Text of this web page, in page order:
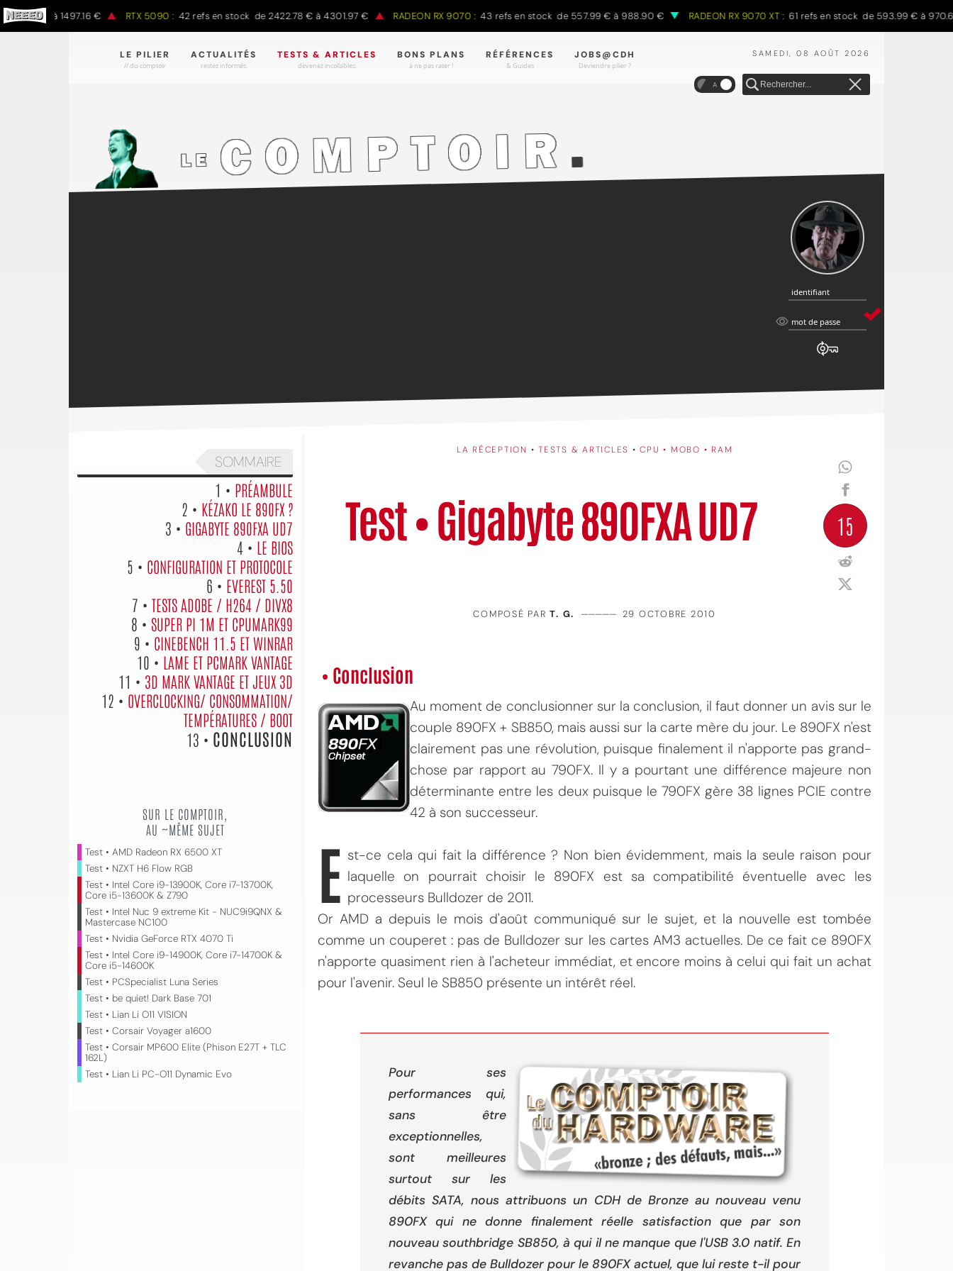
€ à 1497.16 € RTX 5090 : 42 refs en stock de 2422.78 € à 4301.97 € RADEON RX 9070 : 43 refs en stock de 557.99 € à 988.90 € RADEON RX 9070 XT : 61 refs en stock de 593.99 € à 970.68 €
SAMEDI, 08 AOÛT 2026
LE PILIER
// du comptoir
ACTUALITÉS
restez informés.
TESTS & ARTICLES
devenez incollables.
BONS PLANS
à ne pas rater !
RÉFÉRENCES
& Guides
JOBS@CDH
Deviendre pilier ?
A
identifiant
identifiant
mot
mot de passe
LA RÉCEPTION • TESTS & ARTICLES •CPU • MOBO • RAM
Test • Gigabyte 890FXA UD7 15
COMPOSÉ PART. G. ————— 29 OCTOBRE 2010
• Conclusion
Au moment de conclusionner sur la conclusion, il faut donner un avis sur le
couple 890FX + SB850, mais aussi sur la carte mère du jour. Le 890FX n'est
clairement pas une révolution, puisque finalement il n'apporte pas grand-
chose par rapport au 790FX. Il y a pourtant une différence majeure non
déterminante entre les deux puisque le 790FX gère 38 lignes PCIE contre
42 à son successeur.
E st-ce cela qui fait la différence ? Non bien évidemment, mais la seule raison pour
laquelle on pourrait choisir le 890FX est sa compatibilité éventuelle avec les
processeurs Bulldozer de 2011.
Or AMD a depuis le mois d'août communiqué sur le sujet, et la nouvelle est tombée
comme un couperet : pas de Bulldozer sur les cartes AM3 actuelles. De ce fait ce 890FX
n'apporte quasiment rien à l'acheteur immédiat, et encore moins à celui qui fait un achat
pour l'avenir. Seul le SB850 présente un intérêt réel.
Pour ses
performances qui,
sans être
exceptionnelles,
sont meilleures
surtout sur les
débits SATA, nous attribuons un CDH de Bronze au nouveau venu
890FX qui ne donne finalement réelle satisfaction que par son
nouveau southbridge SB850, à qui il ne manque que l'USB 3.0 natif. En
revanche pas de Bulldozer pour le 890FX actuel, que lui reste t-il pour
SOMMAIRE
1 • PRÉAMBULE
2 • KÉZAKO LE 890FX ?
3 • GIGABYTE 890FXA UD7
4 • LE BIOS
5 • CONFIGURATION ET PROTOCOLE
6 • EVEREST 5.50
7 • TESTS ADOBE / H264 / DIVX8
8 • SUPER PI 1M ET CPUMARK99
9 • CINEBENCH 11.5 ET WINRAR
10 • LAME ET PCMARK VANTAGE
11 • 3D MARK VANTAGE ET JEUX 3D
12 • OVERCLOCKING/ CONSOMMATION/
TEMPÉRATURES / BOOT
13 • CONCLUSION
SUR LE COMPTOIR,
AU ~MÊME SUJET
Test • AMD Radeon RX 6500 XT
Test • NZXT H6 Flow RGB
Test • Intel Core i9-13900K, Core i7-13700K,
Core i5-13600K & Z790
Test • Intel Nuc 9 extreme Kit - NUC9i9QNX &
Mastercase NC100
Test • Nvidia GeForce RTX 4070 Ti
Test • Intel Core i9-14900K, Core i7-14700K &
Core i5-14600K
Test • PCSpecialist Luna Series
Test • be quiet! Dark Base 701
Test • Lian Li O11 VISION
Test • Corsair Voyager a1600
Test • Corsair MP600 Elite (Phison E27T + TLC
162L)
Test • Lian Li PC-O11 Dynamic Evo